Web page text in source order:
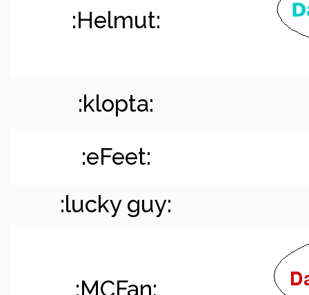
:Helmut:
:klopta:
:eFeet:
:lucky guy:
:MCFan: